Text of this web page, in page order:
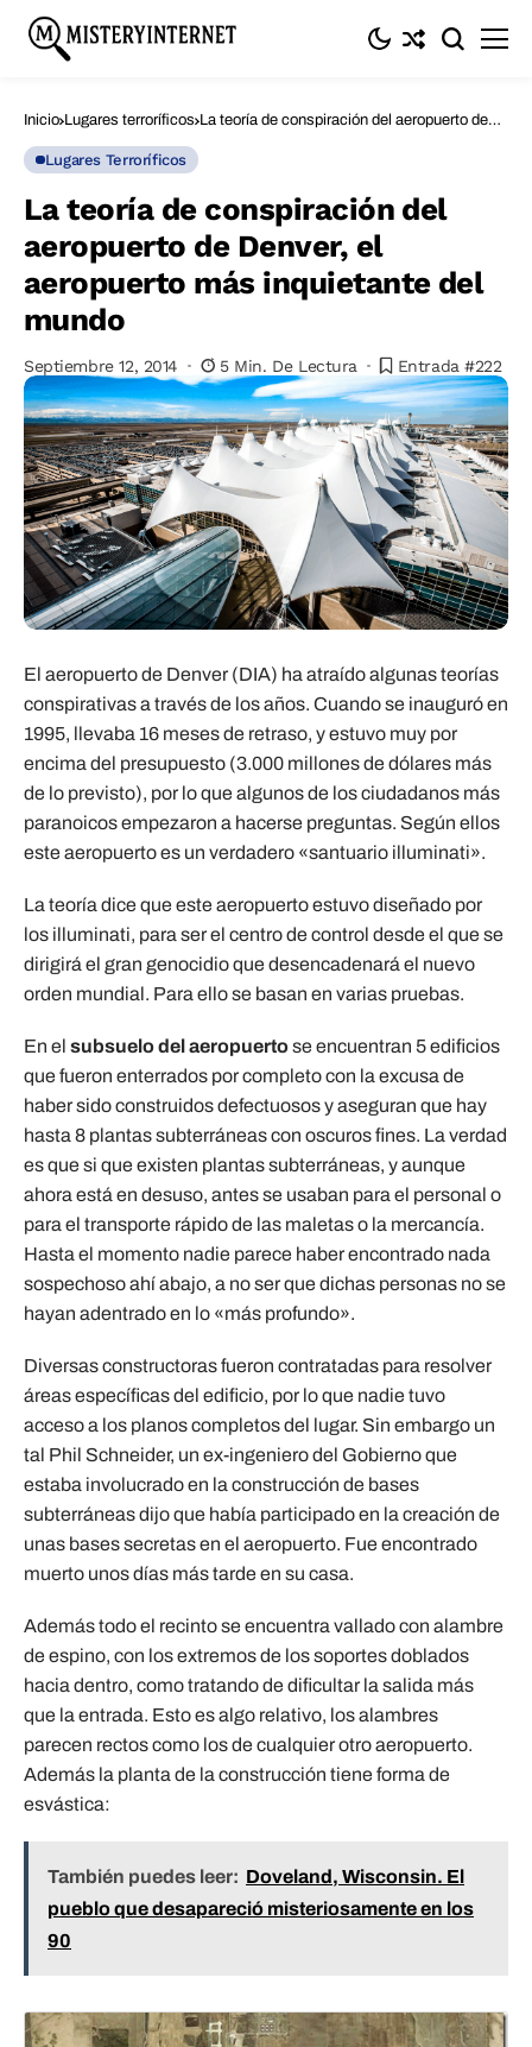
Inicio Lugares terroríficos La teoría de conspiración del aeropuerto de
Lugares Terroríficos
La teoría de conspiración del
aeropuerto de Denver, el
aeropuerto más inquietante del
mundo
Septiembre 12, 2014 5 Min. De Lectura Entrada #222
El aeropuerto de Denver (DIA) ha atraído algunas teorías
conspirativas a través de los años. Cuando se inauguró en
1995, llevaba 16 meses de retraso, y estuvo muy por
encima del presupuesto (3.000 millones de dólares más
de lo previsto), por lo que algunos de los ciudadanos más
paranoicos empezaron a hacerse preguntas. Según ellos
este aeropuerto es un verdadero «santuario illuminati».
La teoría dice que este aeropuerto estuvo diseñado por
los illuminati, para ser el centro de control desde el que se
dirigirá el gran genocidio que desencadenará el nuevo
orden mundial. Para ello se basan en varias pruebas.
En el subsuelo del aeropuertose encuentran 5 edificios
que fueron enterrados por completo con la excusa de
haber sido construidos defectuosos y aseguran que hay
hasta 8 plantas subterráneas con oscuros fines. La verdad
es que si que existen plantas subterráneas, y aunque
ahora está en desuso, antes se usaban para el personal o
para el transporte rápido de las maletas o la mercancía.
Hasta el momento nadie parece haber encontrado nada
sospechoso ahí abajo, a no ser que dichas personas no se
hayan adentrado en lo «más profundo».
Diversas constructoras fueron contratadas para resolver
áreas específicas del edificio, por lo que nadie tuvo
acceso a los planos completos del lugar. Sin embargo un
tal Phil Schneider, un ex-ingeniero del Gobierno que
estaba involucrado en la construcción de bases
subterráneas dijo que había participado en la creación de
unas bases secretas en el aeropuerto. Fue encontrado
muerto unos días más tarde en su casa.
Además todo el recinto se encuentra vallado con alambre
de espino, con los extremos de los soportes doblados
hacia dentro, como tratando de dificultar la salida más
que la entrada. Esto es algo relativo, los alambres
parecen rectos como los de cualquier otro aeropuerto.
Además la planta de la construcción tiene forma de
esvástica:
También puedes leer: Doveland, Wisconsin. El
pueblo que desapareció misteriosamente en los
90